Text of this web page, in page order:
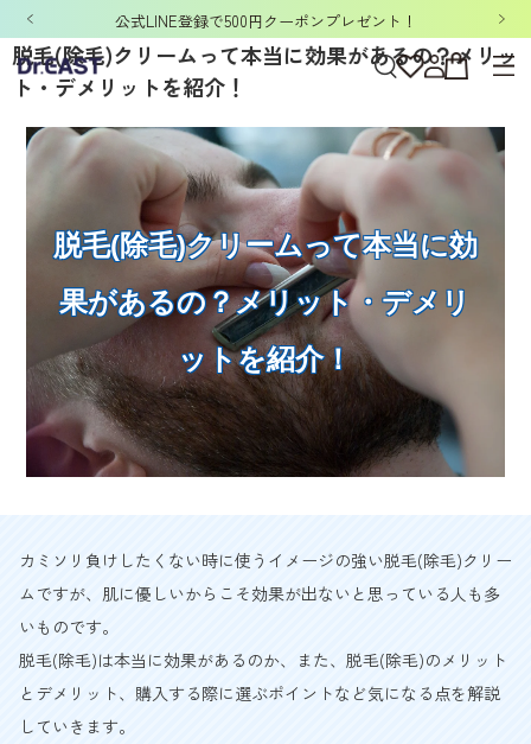
「洗濯ネット&ポーチ」ノベルティキャンペーン開催中！
脱毛(除毛)クリームって本当に効果があるの？メリッ
ト・デメリットを紹介！
脱毛(除毛)クリームって本当に効
果があるの？メリット・デメリ
ットを紹介！
カミソリ負けしたくない時に使うイメージの強い脱毛(除毛)クリー
ムですが、肌に優しいからこそ効果が出ないと思っている人も多
いものです。
脱毛(除毛)は本当に効果があるのか、また、脱毛(除毛)のメリット
とデメリット、購入する際に選ぶポイントなど気になる点を解説
していきます。